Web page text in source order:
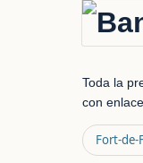
Toda la
con
Fort-de-